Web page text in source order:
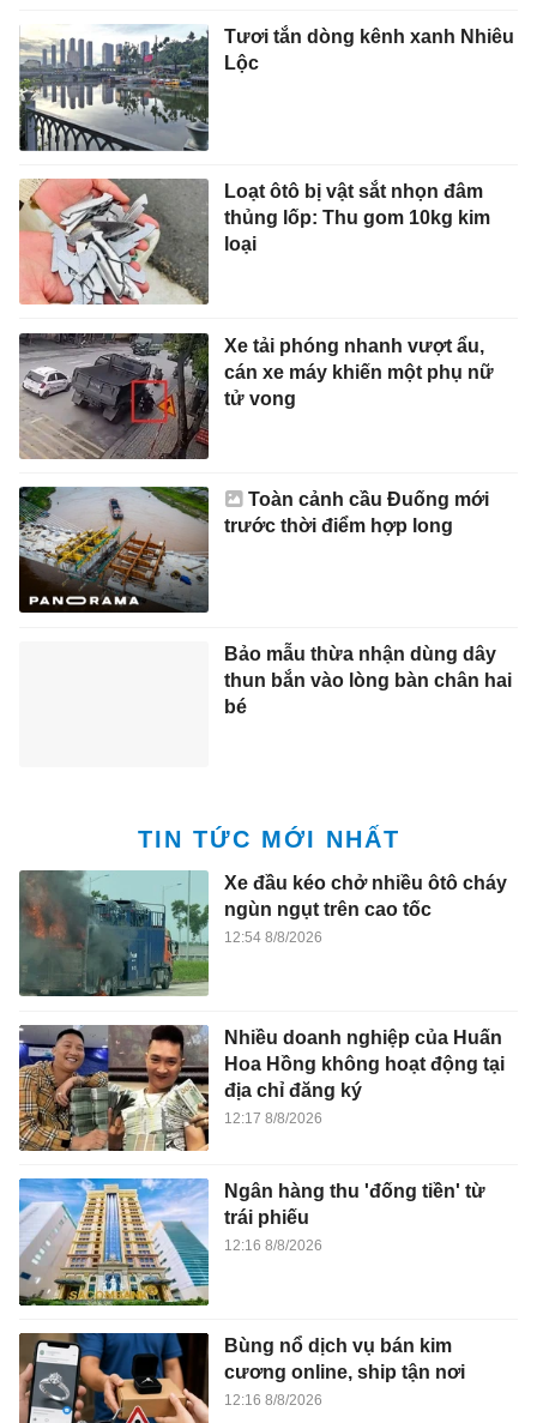
Loạt ôtô bị vật sắt nhọn đâm
thủng lốp: Thu gom 10kg kim
loại
Xe tải phóng nhanh vượt ẩu,
cán xe máy khiến một phụ nữ
tử vong
Toàn cảnh cầu Đuống mới
trước thời điểm hợp long
Bảo mẫu thừa nhận dùng dây
thun bắn vào lòng bàn chân hai
TIN TỨC MỚI NHẤT
Xe đầu kéo chở nhiều ôtô cháy
Nhiều doanh nghiệp của Huấn
Hoa Hồng không hoạt động tại
địa chỉ đăng ký
Ngân hàng thu 'đống tiền' từ
trái phiếu
12:16 8/8/2026
Bùng nổ dịch vụ bán kim
cương online, ship tận nơi
Những chính sách mới sẽ
khuyến khích ngành xuất bản
phát triển